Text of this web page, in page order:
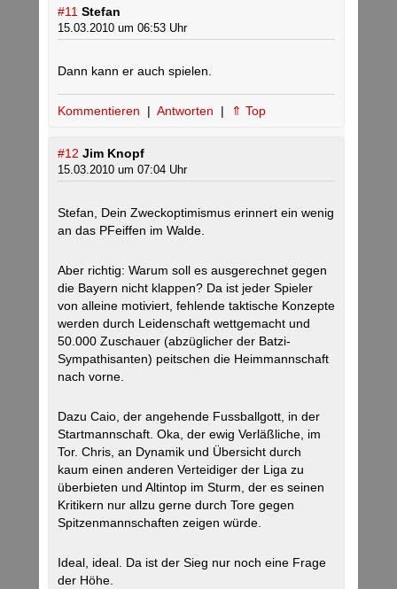
#11 Stefan
15.03.2010 um 06:53 Uhr
Dann kann er auch spielen.
Kommentieren | Antworten | ⇑ Top
#12 Jim Knopf
15.03.2010 um 07:04 Uhr
Stefan, Dein Zweckoptimismus erinnert ein wenig
an das PFeiffen im Walde.
Aber richtig: Warum soll es ausgerechnet gegen
die Bayern nicht klappen? Da ist jeder Spieler
von alleine motiviert, fehlende taktische Konzepte
werden durch Leidenschaft wettgemacht und
50.000 Zuschauer (abzüglicher der Batzi-
Sympathisanten) peitschen die Heimmannschaft
nach vorne.
Dazu Caio, der angehende Fussballgott, in der
Startmannschaft. Oka, der ewig Verläßliche, im
Tor. Chris, an Dynamik und Übersicht durch
kaum einen anderen Verteidiger der Liga zu
überbieten und Altintop im Sturm, der es seinen
Kritikern nur allzu gerne durch Tore gegen
Spitzenmannschaften zeigen würde.
Ideal, ideal. Da ist der Sieg nur noch eine Frage
der Höhe.